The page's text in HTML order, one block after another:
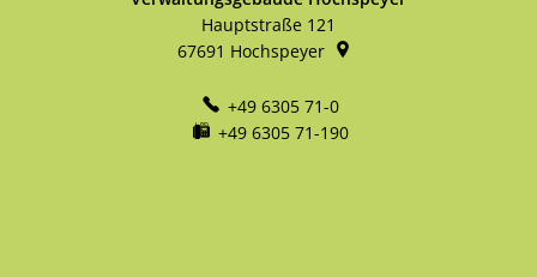
Hauptstraße 121
67691 Hochspeyer
+49 6305 71-0
+49 6305 71-190